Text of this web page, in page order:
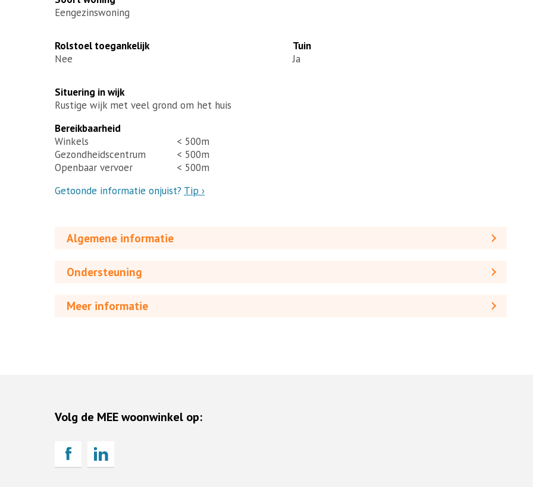
Eengezinswoning
Rolstoel toegankelijk
Nee
Tuin
Ja
Situering in wijk
Rustige wijk met veel grond om het huis
Bereikbaarheid
Winkels
< 500m
Gezondheidscentrum
< 500m
Openbaar vervoer
< 500m
Getoonde informatie onjuist? Tip ›
Algemene informatie
Ondersteuning
Meer informatie
Volg de MEE woonwinkel op: